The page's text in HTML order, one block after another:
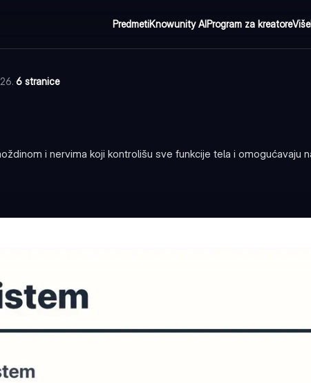
PredmetiKnowunity AIProgram za kreatoreViše
·6 stranice
i nervima koji kontrolišu sve funkcije tela i omogućavaju